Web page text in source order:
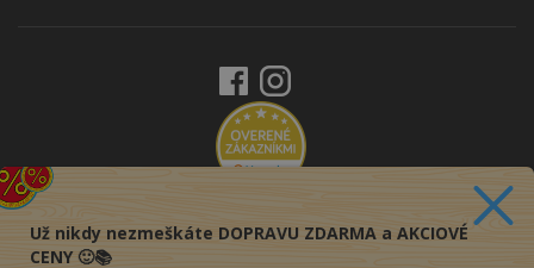
Už nikdy nezmeškáte DOPRAVU ZDARMA a AKCIOVÉ
CENY 🙂📚